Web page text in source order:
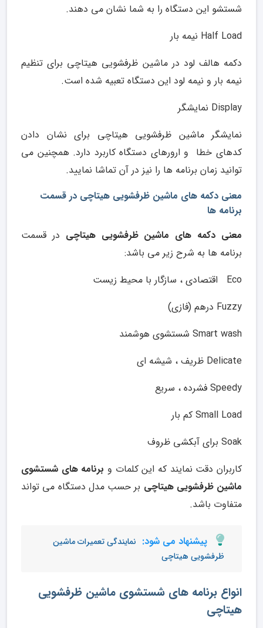
شستشو این دستگاه را به شما نشان می دهند.
Half Load نیمه بار
دکمه هالف لود در ماشین ظرفشویی هیتاچی برای تنظیم
نیمه بار و نیمه لود این دستگاه تعبیه شده است.
Display نمایشگر
نمایشگر ماشین ظرفشویی هیتاچی برای نشان دادن
کدهای خطا و ارورهای دستگاه کاربرد دارد. همچنین می
توانید زمان برنامه ها را نیز در آن تماشا نمایید.
معنی دکمه های ماشین ظرفشویی هیتاچی در قسمت
برنامه ها
معنی دکمه های ماشین ظرفشویی هیتاچی در قسمت
برنامه ها به شرح زیر می باشد:
Eco اقتصادی ، سازگار با محیط زیست
Fuzzy درهم (فازی)
Smart wash شستشوی هوشمند
Delicate ظریف ، شیشه ای
Speedy فشرده ، سریع
Small Load کم بار
Soak برای آبکشی ظروف
کاربران دقت نمایند که این کلمات و برنامه های شستشوی
ماشین ظرفشویی هیتاچی بر حسب مدل دستگاه می تواند
متفاوت باشد.
پیشنهاد می شود: نمایندگی تعمیرات ماشین
ظرفشویی هیتاچی
انواع برنامه های شستشوی ماشین ظرفشویی
هیتاچی